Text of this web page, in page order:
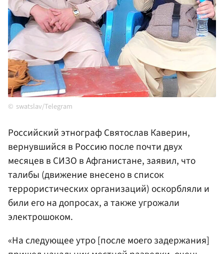
swatslav/Telegram
Российский этнограф Святослав Каверин,
вернувшийся в Россию после почти двух
месяцев в СИЗО в Афганистане, заявил, что
талибы (движение внесено в список
террористических организаций) оскорбляли и
били его на допросах, а также угрожали
электрошоком.
«На следующее утро [после моего задержания]